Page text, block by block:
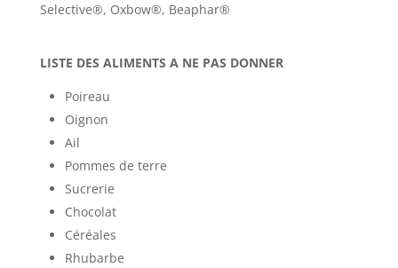
Selective®, Oxbow®, Beaphar®
LISTE DES ALIMENTS A NE PAS DONNER
Poireau
Oignon
Ail
Pommes de terre
Sucrerie
Chocolat
Céréales
Rhubarbe